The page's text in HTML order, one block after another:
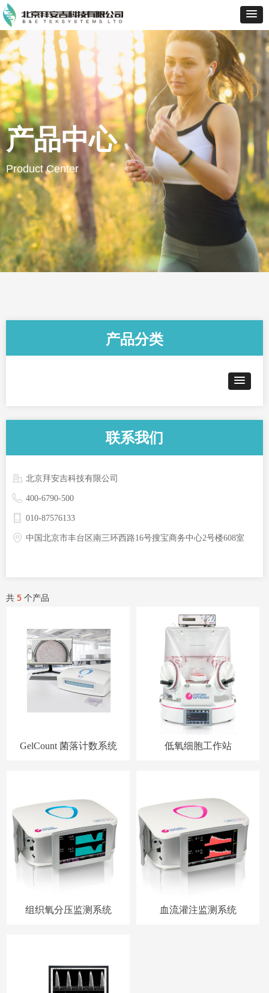
产品中心
Product Center
产品分类
联系我们
北京拜安吉科技有限公司
400-6790-500
010-87576133
中国北京市丰台区南三环西路16号搜宝商务中心2号楼608室
共 5 个产品
GelCount 菌落计数系统 低氧细胞工作站
组织氧分压监测系统 血流灌注监测系统